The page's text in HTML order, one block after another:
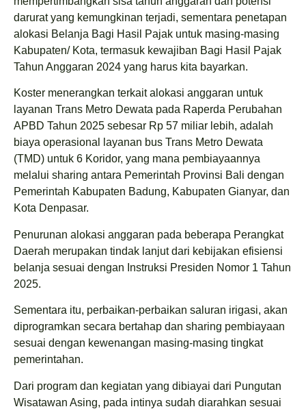
darurat yang kemungkinan terjadi, sementara penetapan
alokasi Belanja Bagi Hasil Pajak untuk masing-masing
Kabupaten/ Kota, termasuk kewajiban Bagi Hasil Pajak
Tahun Anggaran 2024 yang harus kita bayarkan.
Koster menerangkan terkait alokasi anggaran untuk
layanan Trans Metro Dewata pada Raperda Perubahan
APBD Tahun 2025 sebesar Rp 57 miliar lebih, adalah
biaya operasional layanan bus Trans Metro Dewata
(TMD) untuk 6 Koridor, yang mana pembiayaannya
melalui sharing antara Pemerintah Provinsi Bali dengan
Pemerintah Kabupaten Badung, Kabupaten Gianyar, dan
Kota Denpasar.
Penurunan alokasi anggaran pada beberapa Perangkat
Daerah merupakan tindak lanjut dari kebijakan efisiensi
belanja sesuai dengan Instruksi Presiden Nomor 1 Tahun
2025.
Sementara itu, perbaikan-perbaikan saluran irigasi, akan
diprogramkan secara bertahap dan sharing pembiayaan
sesuai dengan kewenangan masing-masing tingkat
pemerintahan.
Dari program dan kegiatan yang dibiayai dari Pungutan
Wisatawan Asing, pada intinya sudah diarahkan sesuai